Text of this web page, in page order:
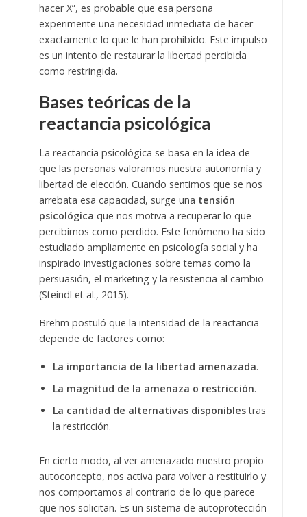
hacer X”, es probable que esa persona
experimente una necesidad inmediata de hacer
exactamente lo que le han prohibido. Este impulso
es un intento de restaurar la libertad percibida
como restringida.
Bases teóricas de la
reactancia psicológica
La reactancia psicológica se basa en la idea de
que las personas valoramos nuestra autonomía y
libertad de elección. Cuando sentimos que se nos
arrebata esa capacidad, surge una tensión
psicológica que nos motiva a recuperar lo que
percibimos como perdido. Este fenómeno ha sido
estudiado ampliamente en psicología social y ha
inspirado investigaciones sobre temas como la
persuasión, el marketing y la resistencia al cambio
(Steindl et al., 2015).
Brehm postuló que la intensidad de la reactancia
depende de factores como:
La importancia de la libertad amenazada.
La magnitud de la amenaza o restricción.
La cantidad de alternativas disponiblestras
la restricción.
En cierto modo, al ver amenazado nuestro propio
autoconcepto, nos activa para volver a restituirlo y
nos comportamos al contrario de lo que parece
que nos solicitan. Es un sistema de autoprotección